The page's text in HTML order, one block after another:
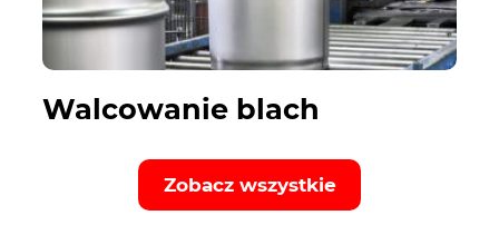
Walcowanie blach
Zobacz wszystkie